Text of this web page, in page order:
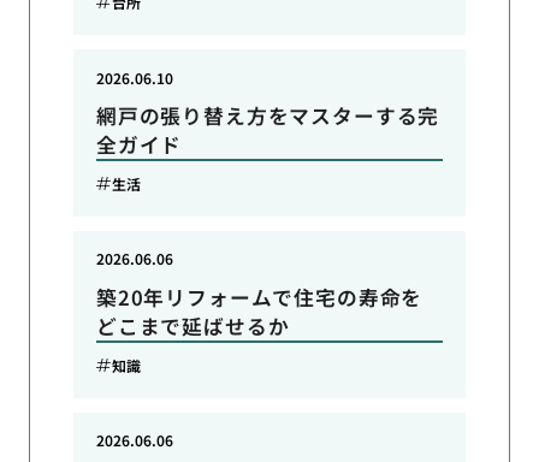
網戸の張り替え方をマスターする完
全ガイド
2026.06.10
生活
築20年リフォームで住宅の寿命を
どこまで延ばせるか
2026.06.06
知識
2026.06.06